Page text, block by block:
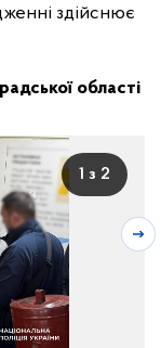
здійснює
області
1 з 2